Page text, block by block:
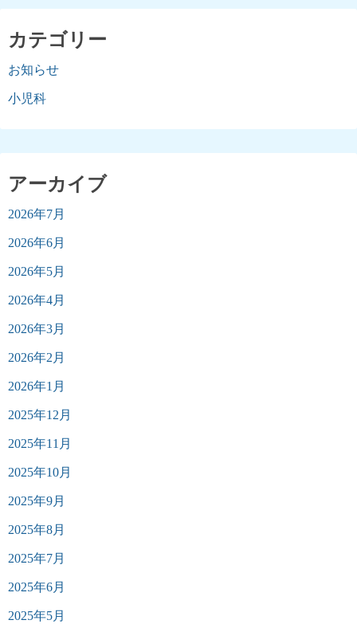
カテゴリー
お知らせ
小児科
アーカイブ
2026年7月
2026年6月
2026年5月
2026年4月
2026年3月
2026年2月
2026年1月
2025年12月
2025年11月
2025年10月
2025年9月
2025年8月
2025年7月
2025年6月
2025年5月